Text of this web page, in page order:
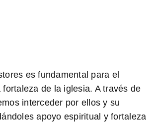
es fundamental para el
de la iglesia. A través de
interceder por ellos y su
apoyo espiritual y fortaleza